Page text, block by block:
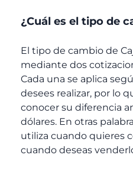
¿Cuál es el tipo de
El tipo de cambio de
mediante dos
Cada una se aplica
desees realizar, por lo
conocer su diferencia
dólares. En otras
utiliza cuando quieres
cuando deseas